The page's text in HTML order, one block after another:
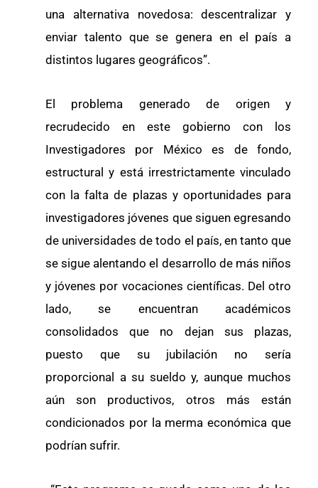
una alternativa novedosa: descentralizar y
enviar talento que se genera en el país a
distintos lugares geográficos”.
El problema generado de origen y
recrudecido en este gobierno con los
Investigadores por México es de fondo,
estructural y está irrestrictamente vinculado
con la falta de plazas y oportunidades para
investigadores jóvenes que siguen egresando
de universidades de todo el país, en tanto que
se sigue alentando el desarrollo de más niños
y jóvenes por vocaciones científicas. Del otro
lado, se encuentran académicos
consolidados que no dejan sus plazas,
puesto que su jubilación no sería
proporcional a su sueldo y, aunque muchos
aún son productivos, otros más están
condicionados por la merma económica que
podrían sufrir.